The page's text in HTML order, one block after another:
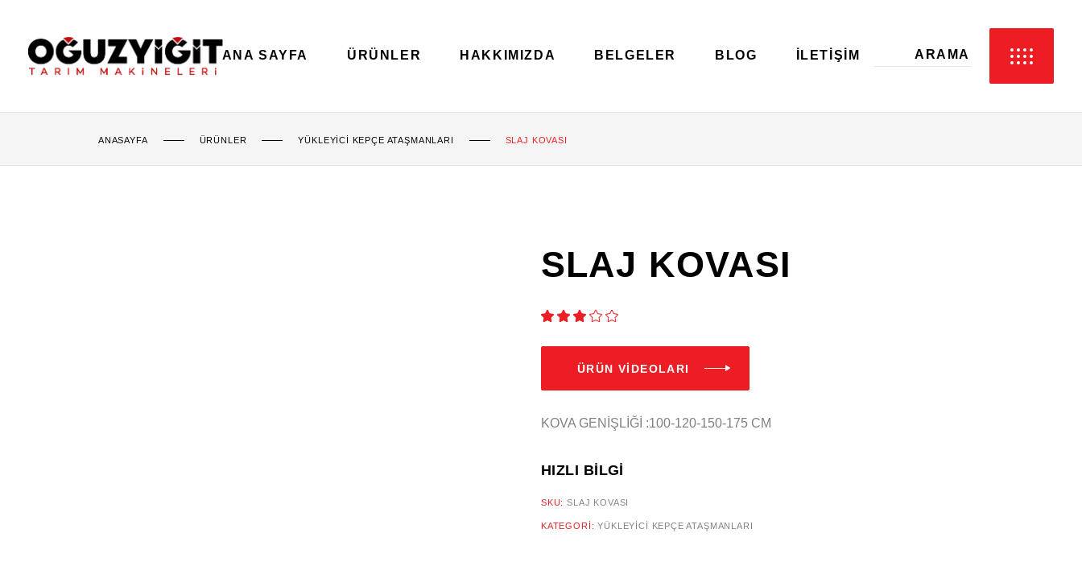
ANA SAYFA ÜRÜNLER HAKKIMIZDA BELGELER BLOG İLETIŞIM
ANASAYFA ÜRÜNLER YÜKLEYICI KEPÇE ATAŞMANLARI SLAJ KOVASI
SLAJ KOVASI
ON
RATING
ÜRÜN VIDEOLARI
KOVA GENİŞLİĞİ :100-120-150-175 CM
HIZLI BILGI
SKU:SLAJ KOVASI
KATEGORI:YÜKLEYICI KEPÇE ATAŞMANLARI